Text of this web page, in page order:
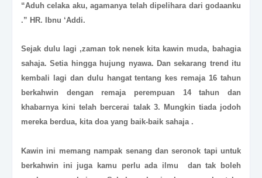
“Aduh celaka aku, agamanya telah dipelihara dari godaanku
.” HR. Ibnu ‘Addi.
Sejak dulu lagi ,zaman tok nenek kita kawin muda, bahagia
sahaja. Setia hingga hujung nyawa. Dan sekarang trend itu
kembali lagi dan dulu hangat tentang kes remaja 16 tahun
berkahwin dengan remaja perempuan 14 tahun dan
khabarnya kini telah bercerai talak 3. Mungkin tiada jodoh
mereka berdua, kita doa yang baik-baik sahaja .
Kawin ini memang nampak senang dan seronok tapi untuk
berkahwin ini juga kamu perlu ada ilmu dan tak boleh